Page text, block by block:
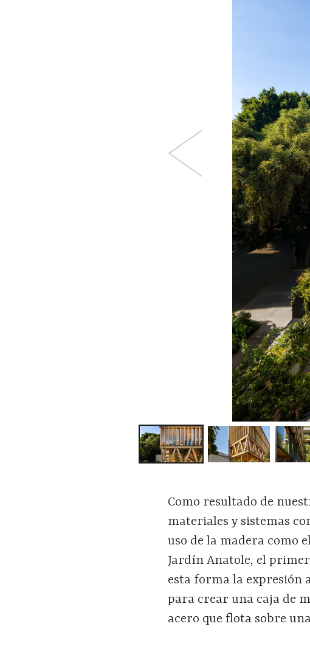
Como resultado de
materiales y sistemas
uso de la madera como
Jardín Anatole, el
esta forma la expresión
para crear una caja de
acero que flota sobre